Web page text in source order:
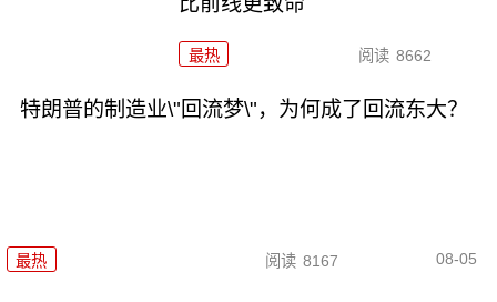
最热 阅读 8662
特朗普的制造业\"回流梦\"，为何成了回流东大？
最热 阅读 8167 08-05